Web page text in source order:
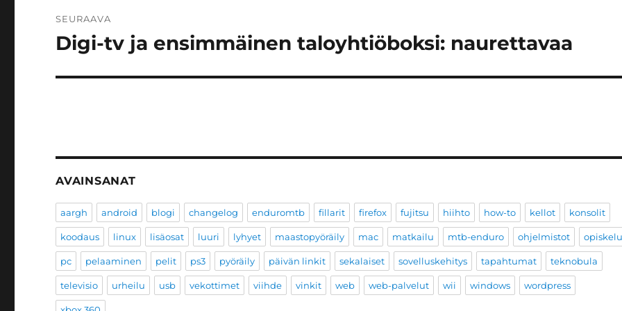
SEURAAVA
Seuraava
Digi-tv ja ensimmäinen taloyhtiöboksi: naurettavaa
AVAINSANAT
aargh android blogi changelog enduromtb fillarit firefox fujitsu hiihto how-to kellot konsolit
koodaus linux lisäosat luuri lyhyet maastopyöräily mac matkailu mtb-enduro ohjelmistot
pc pelaaminen pelit ps3 pyöräily päivän linkit sekalaiset sovelluskehitys tapahtumat teknobula
televisio urheilu usb vekottimet viihde vinkit web web-palvelut wii windows wordpress